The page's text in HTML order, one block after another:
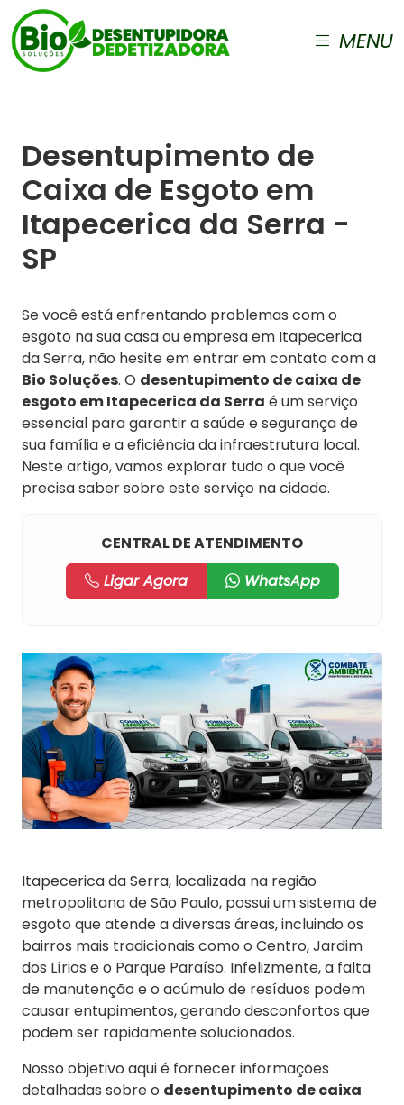
MENU
Desentupimento de
Caixa de Esgoto em
Itapecerica da Serra -
SP
Se você está enfrentando problemas com o
esgoto na sua casa ou empresa em Itapecerica
da Serra, não hesite em entrar em contato com a
Bio Soluções. O desentupimento de caixa de
esgoto em Itapecerica da Serra é um serviço
essencial para garantir a saúde e segurança de
sua família e a eficiência da infraestrutura local.
Neste artigo, vamos explorar tudo o que você
precisa saber sobre este serviço na cidade.
CENTRAL DE ATENDIMENTO
Ligar Agora
WhatsApp
Itapecerica da Serra, localizada na região
metropolitana de São Paulo, possui um sistema de
esgoto que atende a diversas áreas, incluindo os
bairros mais tradicionais como o Centro, Jardim
dos Lírios e o Parque Paraíso. Infelizmente, a falta
de manutenção e o acúmulo de resíduos podem
causar entupimentos, gerando desconfortos que
podem ser rapidamente solucionados.
Nosso objetivo aqui é fornecer informações
detalhadas sobre o desentupimento de caixa